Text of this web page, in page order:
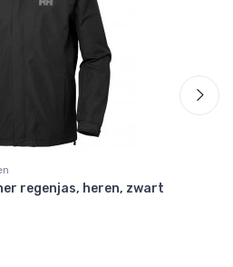
regenjas, heren, zwart